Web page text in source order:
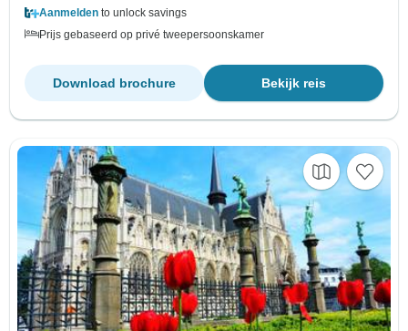
Aanmelden to unlock savings
Prijs gebaseerd op privé tweepersoonskamer
Bekijk reis
Download brochure